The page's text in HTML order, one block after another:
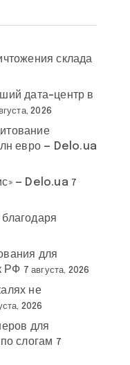
склада
дата-центр в
2026
евро — Delo.ua
— Delo.ua 7
для
РФ 7 августа, 2026
не
2026
для
слогам 7